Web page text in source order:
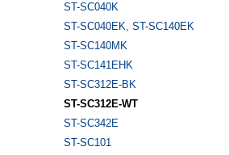
ST-SC040K
ST-SC040EK, ST-SC140EK
ST-SC140MK
ST-SC141EHK
ST-SC312E-BK
ST-SC312E-WT
ST-SC342E
ST-SC101